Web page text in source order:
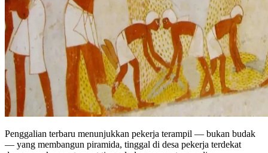
Penggalian terbaru menunjukkan pekerja terampil — bukan budak
— yang membangun piramida, tinggal di desa pekerja terdekat